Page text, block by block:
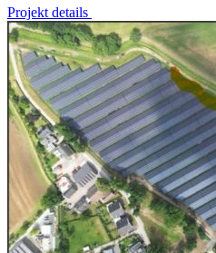
Projekt details